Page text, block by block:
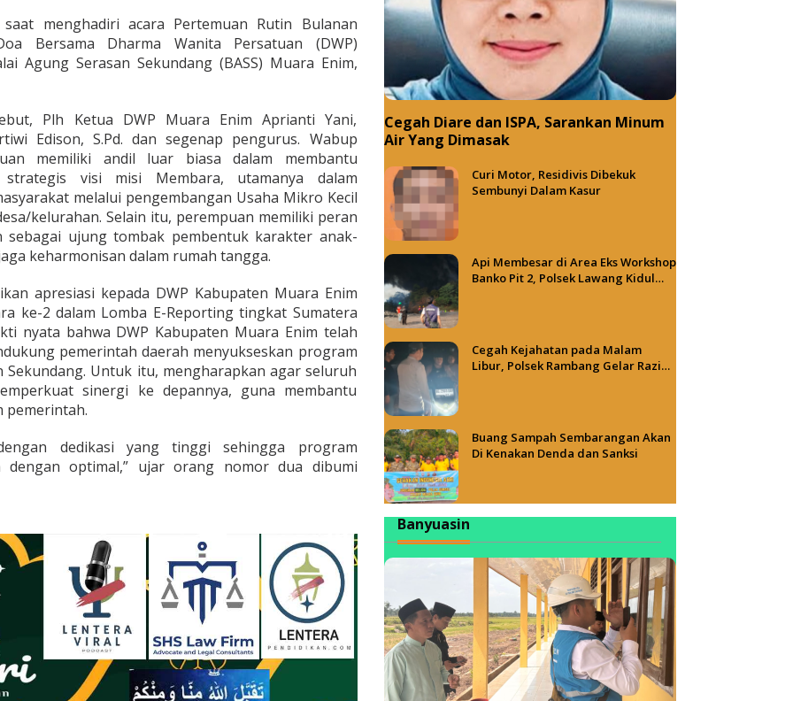
menghadiri acara Pertemuan Rutin Bulanan
Bersama Dharma Wanita Persatuan (DWP)
Agung Serasan Sekundang (BASS) Muara Enim,
Plh Ketua DWP Muara Enim Aprianti Yani,
Edison, S.Pd. dan segenap pengurus. Wabup
memiliki andil luar biasa dalam membantu
visi misi Membara, utamanya dalam
melalui pengembangan Usaha Mikro Kecil
kelurahan. Selain itu, perempuan memiliki peran
ujung tombak pembentuk karakter anak-
keharmonisan dalam rumah tangga.
apresiasi kepada DWP Kabupaten Muara Enim
ke-2 dalam Lomba E-Reporting tingkat Sumatera
nyata bahwa DWP Kabupaten Muara Enim telah
pemerintah daerah menyukseskan program
Sekundang. Untuk itu, mengharapkan agar seluruh
sinergi ke depannya, guna membantu
pemerintah.
dedikasi yang tinggi sehingga program
dengan optimal,” ujar orang nomor dua dibumi
Cegah Diare dan ISPA, Sarankan Minum
Air Yang Dimasak
Curi Motor, Residivis Dibekuk
Sembunyi Dalam Kasur
Api Membesar di Area Eks Workshop
Banko Pit 2, Polsek Lawang Kidul
Cegah Kejahatan pada Malam
Libur, Polsek Rambang Gelar Razia
Buang Sampah Sembarangan Akan
Di Kenakan Denda dan Sanksi
Banyuasin